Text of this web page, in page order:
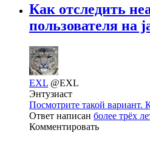
Как отследить
пользователя на
EXL @EXL
Энтузиаст
Посмотрите такой вариант.
Ответ написан более трёх
Комментировать